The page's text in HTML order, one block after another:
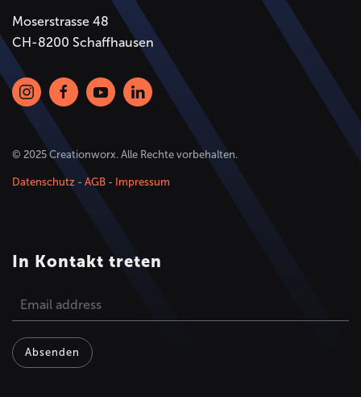
Moserstrasse 48
CH-8200 Schaffhausen
© 2025 Creationworx. Alle Rechte vorbehalten.
Datenschutz - AGB - Impressum
In Kontakt treten
Absenden